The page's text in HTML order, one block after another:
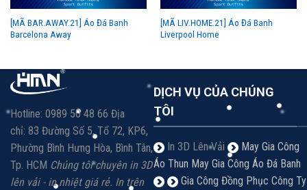
[MÃ BAR.AWAY.21] Áo Đá Banh
Barcelona Away
[MÃ LIV.HOME.21] Áo Đá Banh
Liverpool Home
Hotline: 0989 50 48 66 Địa
chỉ: 83 Đường Số 5, Tổ 72, KP6,
Phường Bình Hưng Hòa, Bình Tân,
Tp. HCM Chúng tôi chuyên in 3D
lên vải - in nhiệt giá rẻ. In trên
DỊCH VỤ CỦA CHÚNG
TÔI
In 3D Lên Vải
May Gia Công
Áo Thun May Gia Công Áo Đá Banh
Gia Công Đồng Phục Công Ty